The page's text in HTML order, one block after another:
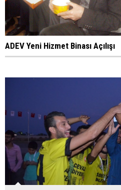
ADEV Yeni Hizmet Binası Açılışı